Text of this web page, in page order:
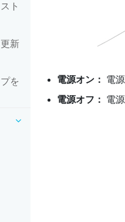
ト
新
を
電源オン： 電源
電源オフ： 電源